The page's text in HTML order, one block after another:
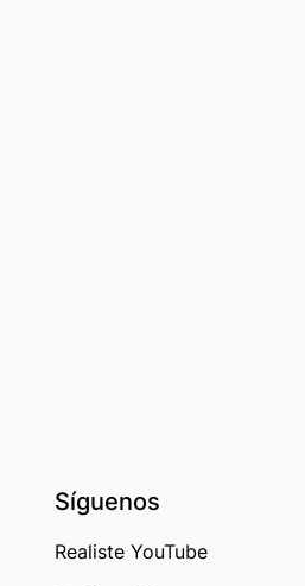
Síguenos
Realiste YouTube